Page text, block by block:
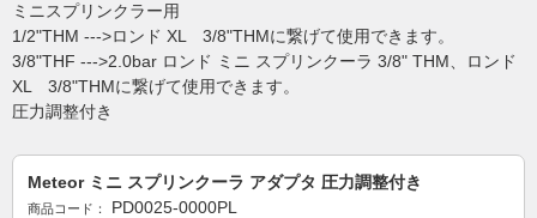
ミニスプリンクラー用
1/2"THM --->ロンド XL 3/8"THMに繋げて使用できます。
3/8"THF --->2.0bar ロンド ミニ スプリンクーラ 3/8" THM、ロンド
XL 3/8"THMに繋げて使用できます。
圧力調整付き
Meteor ミニ スプリンクーラ アダプタ 圧力調整付き
商品コード： PD0025-0000PL